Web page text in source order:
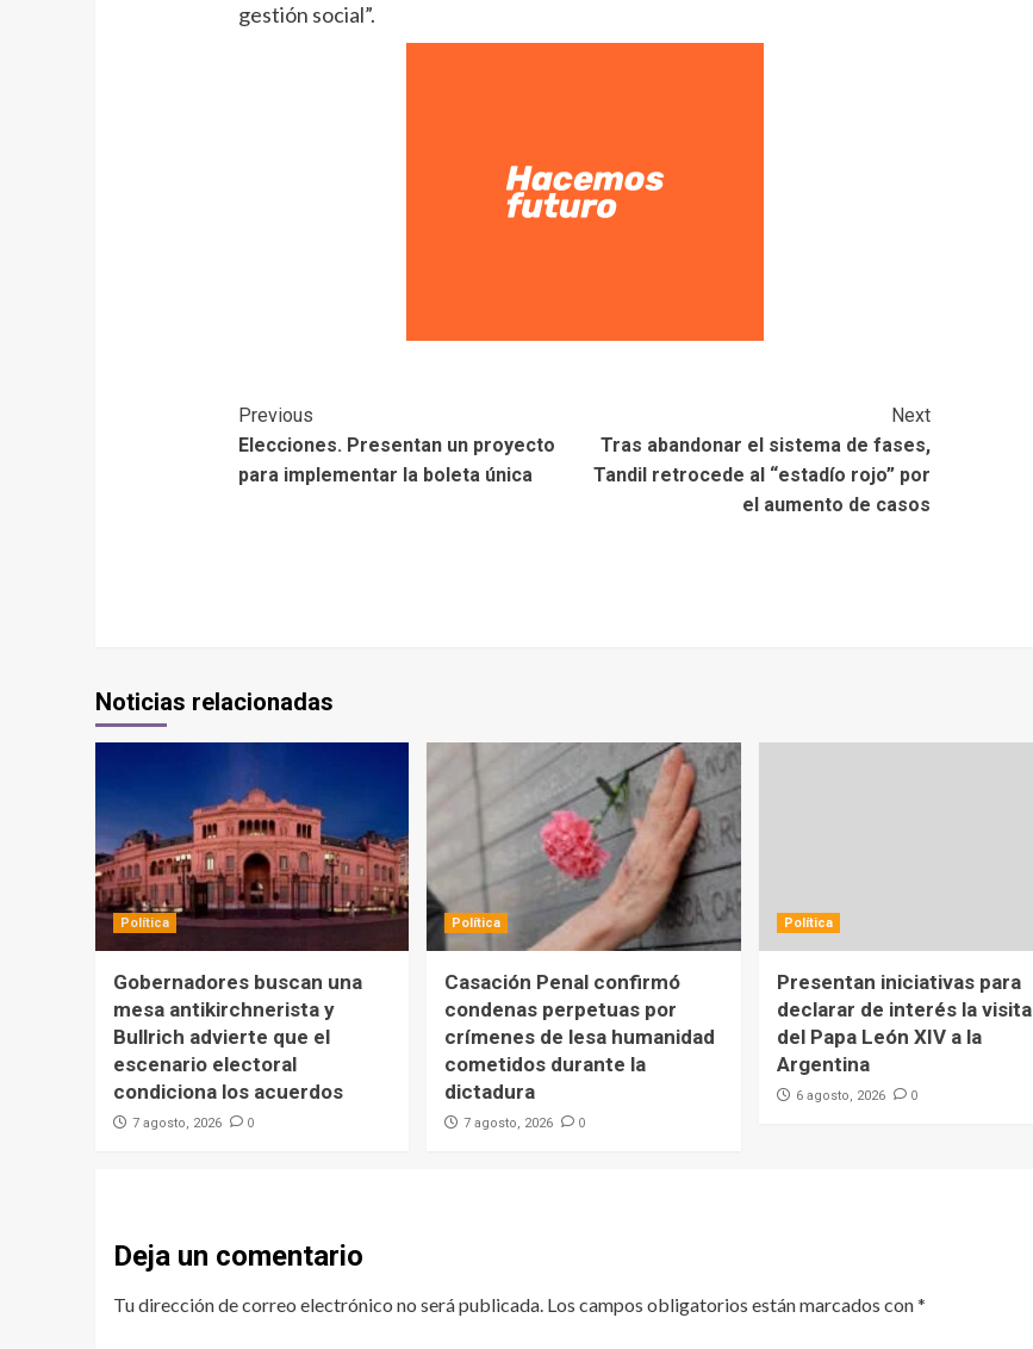
gestión social”.
Previous
Elecciones. Presentan un proyecto
para implementar la boleta única
Next
Tras abandonar el sistema de fases,
Tandil retrocede al “estadío rojo” por
el aumento de casos
Noticias relacionadas
Política
Gobernadores buscan una
mesa antikirchnerista y
Bullrich advierte que el
escenario electoral
condiciona los acuerdos
7 agosto, 2026 0
Política
Casación Penal confirmó
condenas perpetuas por
crímenes de lesa humanidad
cometidos durante la
dictadura
7 agosto, 2026 0
Política
Presentan iniciativas para
declarar de interés la visita
del Papa León XIV a la
Argentina
6 agosto, 2026 0
Deja un comentario
Tu dirección de correo electrónico no será publicada. Los campos obligatorios están marcados con*